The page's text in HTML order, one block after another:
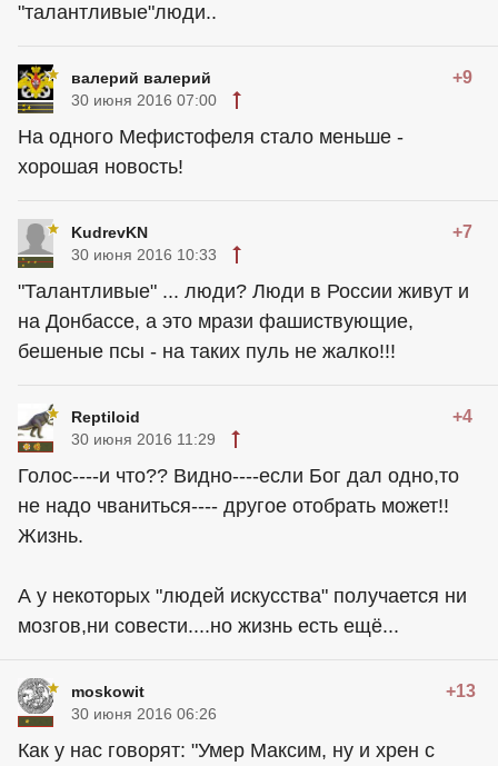
"талантливые"люди..
валерий валерий +9
30 июня 2016 07:00
На одного Мефистофеля стало меньше -
хорошая новость!
KudrevKN +7
30 июня 2016 10:33
"Талантливые" ... люди? Люди в России живут и
на Донбассе, а это мрази фашиствующие,
бешеные псы - на таких пуль не жалко!!!
Reptiloid +4
30 июня 2016 11:29
Голос----и что?? Видно----если Бог дал одно,то
не надо чваниться---- другое отобрать может!!
Жизнь.
А у некоторых "людей искусства" получается ни
мозгов,ни совести....но жизнь есть ещё...
moskowit +13
30 июня 2016 06:26
Как у нас говорят: "Умер Максим, ну и хрен с